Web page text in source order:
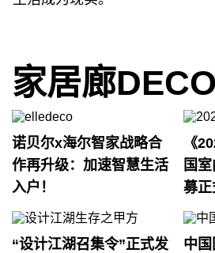
家居廊DECO
诺贝尔x海尔智家战略合
作再升级：加速智慧生活
入户！
《
国
募正
“设计江湖召集令”正式发
中